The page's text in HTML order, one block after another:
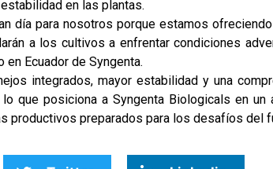
en las plantas.
día para nosotros porque estamos
a los cultivos a enfrentar condiciones
Ecuador de Syngenta.
integrados, mayor estabilidad y una
que posiciona a Syngenta Biologicals en un
productivos preparados para los desafíos del